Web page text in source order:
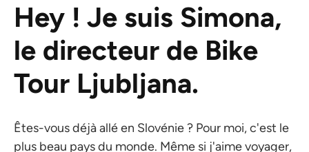
Hey ! Je suis Simona,
le directeur de Bike
Tour Ljubljana.
Êtes-vous déjà allé en Slovénie ? Pour moi, c'est le
plus beau pays du monde. Même si j'aime voyager,